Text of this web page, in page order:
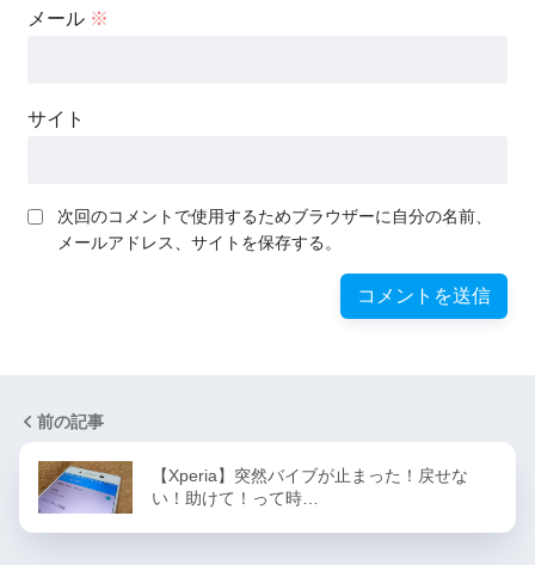
メール ※
サイト
次回のコメントで使用するためブラウザーに自分の名前、
メールアドレス、サイトを保存する。
前の記事
【Xperia】突然バイブが止まった！戻せな
い！助けて！って時…